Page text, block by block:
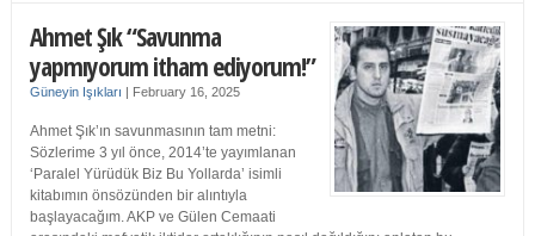
Ahmet Şık “Savunma
yapmıyorum itham ediyorum!”
Güneyin Işıkları | February 16, 2025
Ahmet Şık’ın savunmasının tam metni:
Sözlerime 3 yıl önce, 2014’te yayımlanan
‘Paralel Yürüdük Biz Bu Yollarda’ isimli
kitabımın önsözünden bir alıntıyla
başlayacağım. AKP ve Gülen Cemaati